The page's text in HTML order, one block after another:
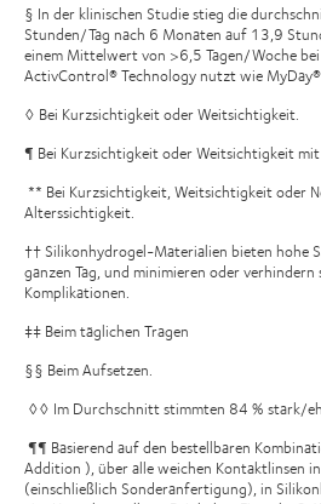
§ In der klinischen Studie stieg die
Stunden/Tag nach 6 Monaten auf 13,9
einem Mittelwert von >6,5 Tagen/Woche
ActivControl® Technology nutzt wie
◊ Bei Kurzsichtigkeit oder Weitsichtigkeit.
¶ Bei Kurzsichtigkeit oder Weitsichtigkeit
** Bei Kurzsichtigkeit, Weitsichtigkeit oder
Alterssichtigkeit.
†† Silikonhydrogel-Materialien bieten hohe
ganzen Tag, und minimieren oder
Komplikationen.
‡‡ Beim täglichen Tragen
§§ Beim Aufsetzen.
◊◊ Im Durchschnitt stimmten 84 % stark/
¶¶ Basierend auf den bestellbaren
Addition ), über alle weichen Kontaktlinsen
(einschließlich Sonderanfertigung), in